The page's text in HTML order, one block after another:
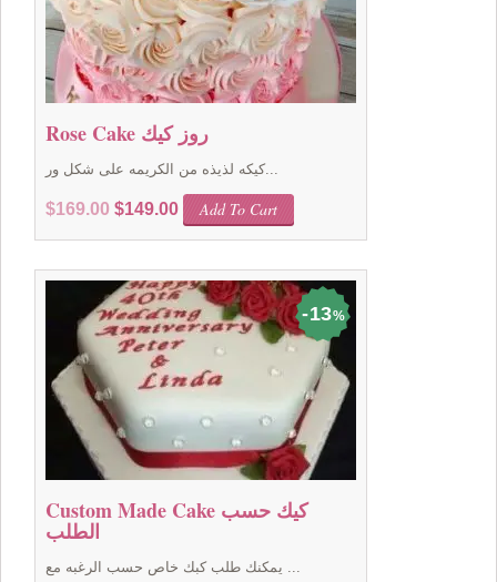
Rose Cake روز كيك
$169.00 Original
$169.00.
$149.00Current
price
$149.00.
Add To Cart
13%
Custom Made Cake كيك حسب
الطلب